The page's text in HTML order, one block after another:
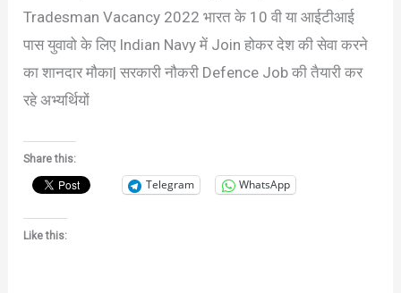
Tradesman Vacancy 2022 भारत के 10 वी या आईटीआई
पास युवावो के लिए Indian Navy में Join होकर देश की सेवा करने
का शानदार मौका| सरकारी नौकरी Defence Job की तैयारी कर
रहे अभ्यर्थियों
Share this:
Telegram WhatsApp
Like this: